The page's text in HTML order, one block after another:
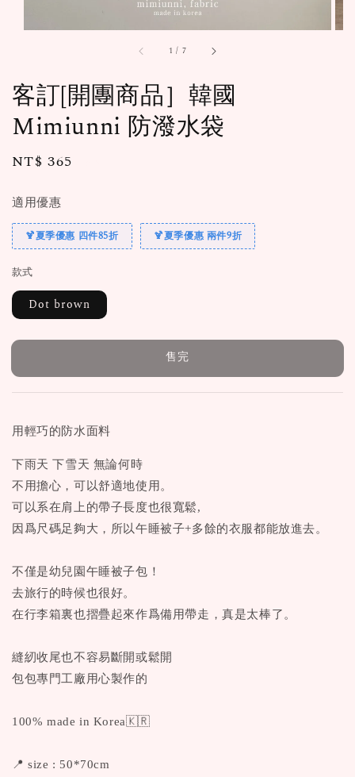
1 / 7
客訂[開團商品］韓國
Mimiunni 防潑水袋
Regular
NT$ 365
適用優惠
🍹夏季優惠 四件85折 🍹夏季優惠 兩件9折
款式
Dot brown
售完
用輕巧的防水面料
下雨天 下雪天 無論何時
不用擔心，可以舒適地使用。
可以系在肩上的帶子長度也很寬鬆,
因爲尺碼足夠大，所以午睡被子+多餘的衣服都能放進去。
不僅是幼兒園午睡被子包！
去旅行的時候也很好。
在行李箱裏也摺疊起來作爲備用帶走，真是太棒了。
縫紉收尾也不容易斷開或鬆開
包包專門工廠用心製作的
100% made in Korea🇰🇷
📍 size : 50*70cm